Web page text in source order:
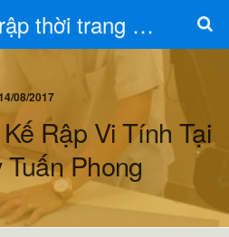
TT thiết kế rập thời trang Toán Trần
08/2017
Rập Vi Tính Tại
Phong